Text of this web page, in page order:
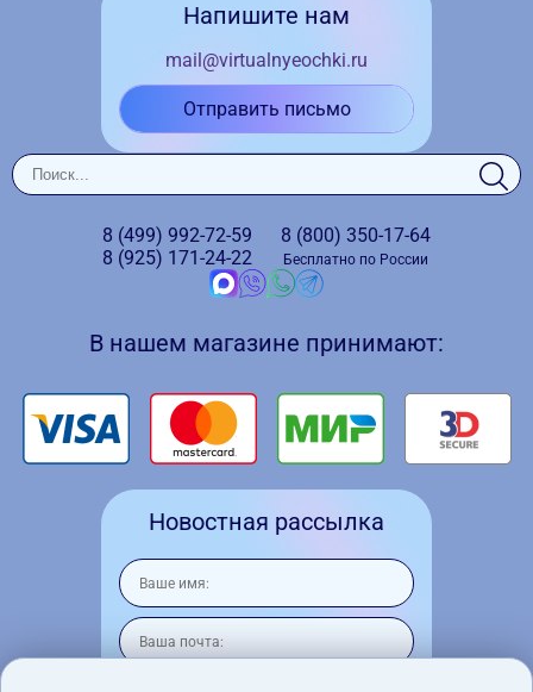
Напишите нам
mail@virtualnyeochki.ru
Отправить письмо
8 (499) 992-72-59
8 (925) 171-24-22
8 (800) 350-17-64
Бесплатно по России
В нашем магазине принимают:
Новостная рассылка